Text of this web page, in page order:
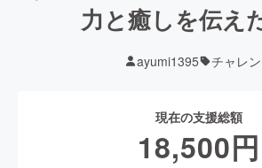
力と癒しを伝え
ayumi1395 チャレ
現在の支援総額
18,500円